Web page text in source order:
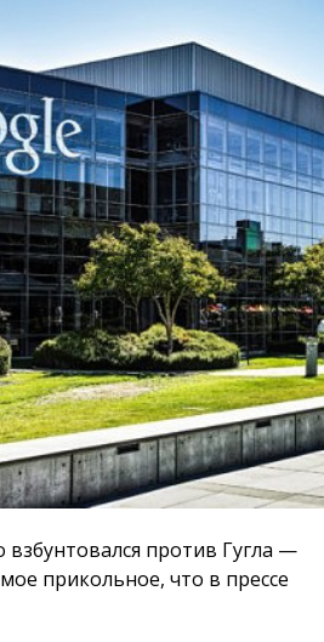
против Гугла —
прикольное, что в прессе